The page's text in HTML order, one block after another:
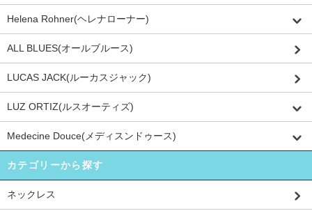
Helena Rohner(ヘレナローナー)
ALL BLUES(オールブルース)
LUCAS JACK(ルーカスジャック)
LUZ ORTIZ(ルスオーティズ)
Medecine Douce(メディスンドゥース)
カテゴリーから探す
ネックレス